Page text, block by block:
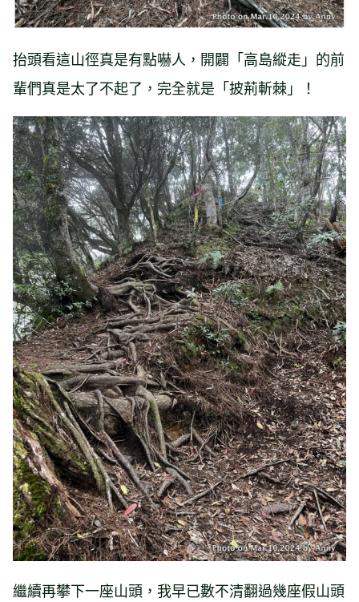
抬頭看這山徑真是有點嚇人，開闢「高島縱走」的前
輩們真是太了不起了，完全就是「披荊斬棘」！
繼續再攀下一座山頭，我早已數不清翻過幾座假山頭